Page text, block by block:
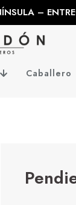
–
Caballero